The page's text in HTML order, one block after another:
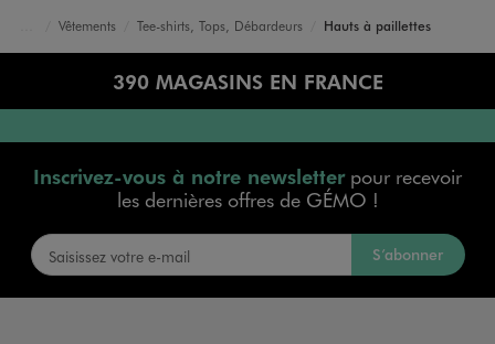
Vêtements Tee-shirts, Tops, Débardeurs Hauts à paillettes
390 MAGASINS EN FRANCE
Inscrivez-vous à notre newsletterpour recevoir
les dernières offres de GÉMO !
S’abonner